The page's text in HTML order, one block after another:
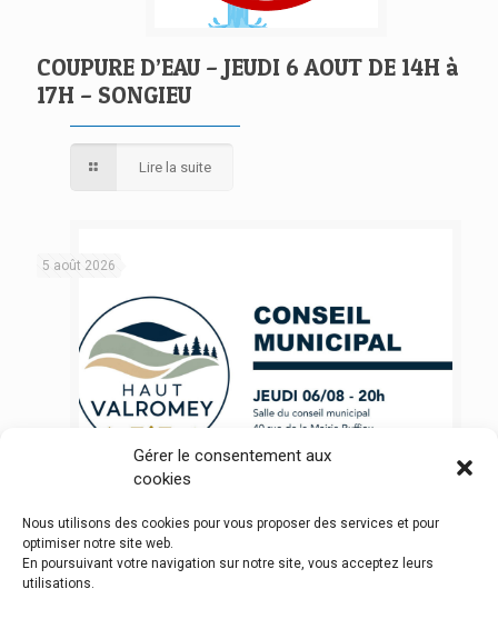
Gérer le consentement aux
cookies
Nous utilisons des cookies pour vous proposer des services et pour
optimiser notre site web.
En poursuivant votre navigation sur notre site, vous acceptez leurs
utilisations.
COUPURE D’EAU – JEUDI 6 AOUT DE 14H à
17H – SONGIEU
Lire la suite
5 août 2026
PROCHAIN CONSEIL MUNICIPAL – JEUDI
6 AOUT – 20H A RUFFIEU